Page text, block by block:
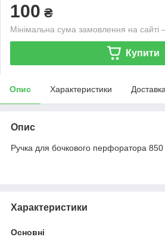
100 ₴
Мінімальна сума замовлення на
Купити
Опис Характеристики Доставка
Опис
Ручка для бочкового перфоратора 850
Характеристики
Основні